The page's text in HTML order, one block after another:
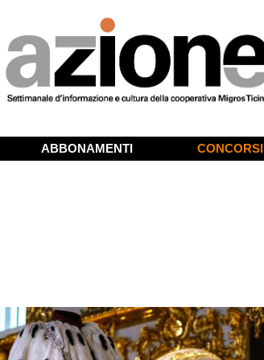
ABBONAMENTI CONCORSI